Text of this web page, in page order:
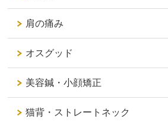
肩の痛み
オスグッド
美容鍼・小顔矯正
猫背・ストレートネック